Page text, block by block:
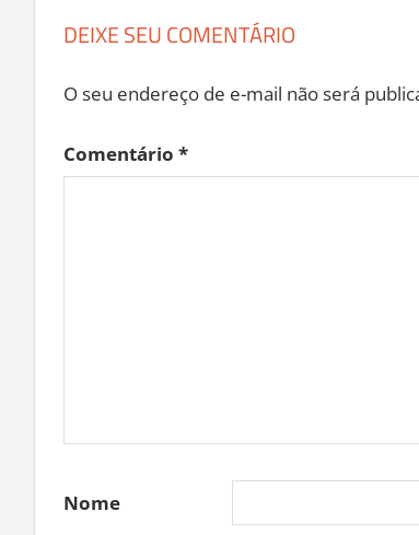
DEIXE SEU COMENTÁRIO
O seu endereço de e-mail não será
Comentário *
Nome